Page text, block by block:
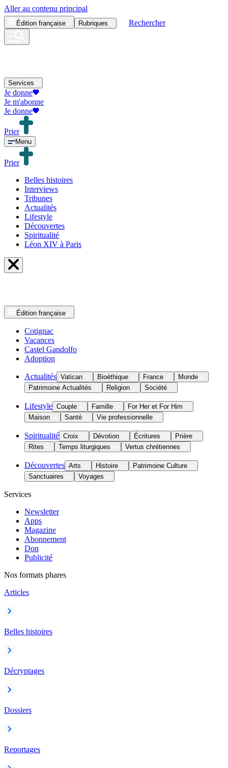
Aller au contenu principal
Édition française Rubriques Rechercher
Services
Je donne
Je m'abonne
Je donne
Prier
Menu
Prier
Belles histoires
Interviews
Tribunes
Actualités
Lifestyle
Découvertes
Spiritualité
Léon XIV à Paris
Édition française
Cotignac
Vacances
Castel Gandolfo
Adoption
Actualités Vatican Bioéthique France
Monde
Patrimoine Actualités
Religion Société
Lifestyle Couple Famille
For Her et For Him
Maison
Santé Vie professionnelle
Spiritualité Croix Dévotion Écritures
Prière
Rites
Temps liturgiques Vertus chrétiennes
Découvertes Arts Histoire
Patrimoine Culture
Sanctuaires
Voyages
Services
Newsletter
Apps
Magazine
Abonnement
Don
Publicité
Nos formats phares
Articles
Belles histoires
Décryptages
Dossiers
Reportages